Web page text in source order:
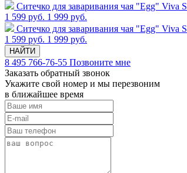
Cитечко для заваривания чая "Egg" Viva
1 599 руб. 1 999 руб.
Cитечко для заваривания чая "Egg" Viva
1 599 руб. 1 999 руб.
НАЙТИ
8 495 766-76-55 Позвоните мне
Заказать обратный звонок
Укажите свой номер и мы перезвоним
в ближайшее время